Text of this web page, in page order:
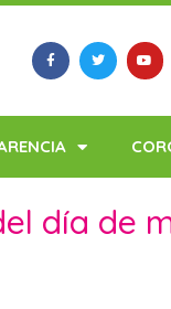
día de